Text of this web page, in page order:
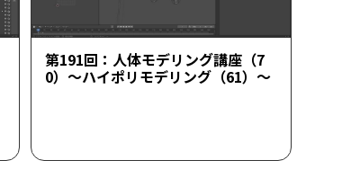
第191回：人体モデリング講座（7
0）～ハイポリモデリング（61）～